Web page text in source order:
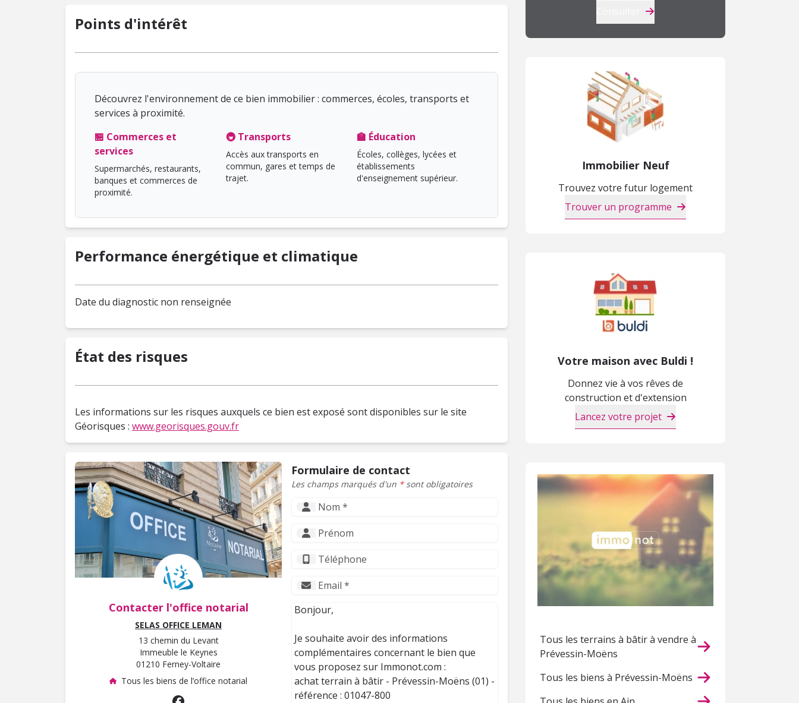
Points d'intérêt
Découvrez l'environnement de ce bien immobilier : commerces, écoles, transports et
services à proximité.
🏪 Commerces et
services
Supermarchés, restaurants,
banques et commerces de
proximité.
🚇 Transports
Accès aux transports en
commun, gares et temps de
trajet.
🏫 Éducation
Écoles, collèges, lycées et
établissements
d'enseignement supérieur.
Performance énergétique et climatique
Date du diagnostic non renseignée
État des risques
Les informations sur les risques auxquels ce bien est exposé sont disponibles sur le site
Géorisques : www.georisques.gouv.fr
Contacter l'office notarial
SELAS OFFICE LEMAN
13 chemin du Levant
Immeuble le Keynes
01210 Ferney-Voltaire
Tous les biens de l’office notarial
Formulaire de contact
Les champs marqués d'un *sont obligatoires
Immobilier Neuf
Trouvez votre futur logement
Trouver un programme
Votre maison avec Buldi !
Donnez vie à vos rêves de
construction et d'extension
Lancez votre projet
Tous les terrains à bâtir à vendre à
Prévessin-Moëns
Tous les biens à Prévessin-Moëns